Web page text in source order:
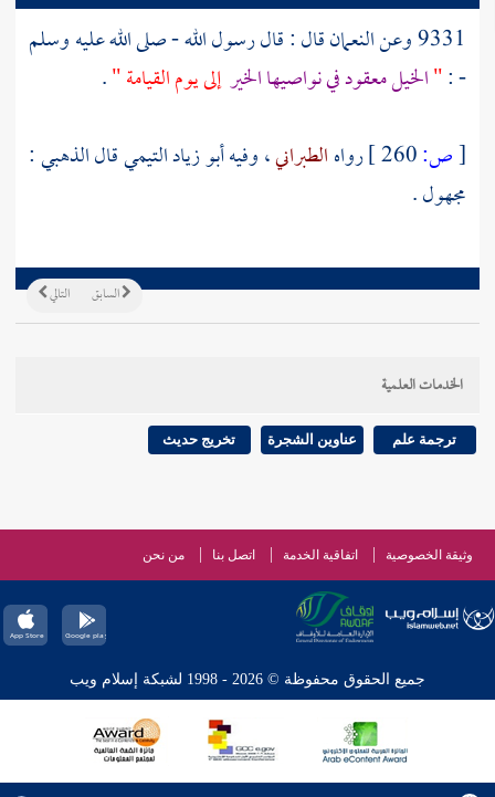
9331 وعن النعمانقال : قال رسول الله - صلى الله عليه وسلم
- :
"الخيل معقود في نواصيها الخيرإلى يوم القيامة ".
[ص: رواهالطبراني، وفيهأبو زياد التيميقالالذهبي:
مجهول .
التالي السابق
الخدمات العلمية
ترجمة علم عناوين الشجرة تخريج حديث
وثيقة الخصوصية اتفاقية الخدمة اتصل بنا من نحن
جميع الحقوق محفوظة © 2026 - 1998 لشبكة إسلام ويب